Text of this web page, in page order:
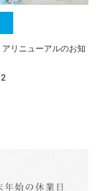
アリニューアルのお知